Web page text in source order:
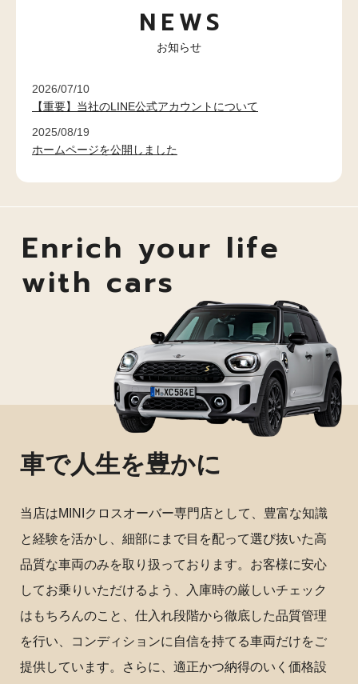
NEWS
お知らせ
2026/07/10
【重要】当社のLINE公式アカウントについて
2025/08/19
ホームページを公開しました
Enrich your life
with cars
車で人生を豊かに
当店はMINIクロスオーバー専門店として、豊富な知識
と経験を活かし、細部にまで目を配って選び抜いた高
品質な車両のみを取り扱っております。お客様に安心
してお乗りいただけるよう、入庫時の厳しいチェック
はもちろんのこと、仕入れ段階から徹底した品質管理
を行い、コンディションに自信を持てる車両だけをご
提供しています。さらに、適正かつ納得のいく価格設